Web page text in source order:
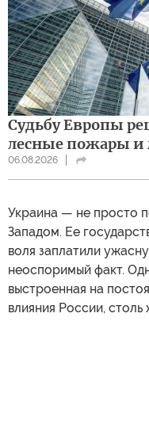
Судьбу Европы
лесные пожары и
06.08.2026
Украина — не просто
Западом. Ее
воля заплатили
неоспоримый факт.
выстроенная на
влияния России, столь